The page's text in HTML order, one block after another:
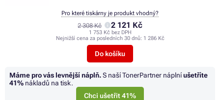
2 308 Kč 2 121 Kč
1 753 Kč bez DPH
Nejnižší cena za posledních 30 dnů: 1 286 Kč
Do košíku
Pro které tiskárny je produkt vhodný?
Máme pro vás levnější náplň.S naší TonerPartner náplníušetříte
41% nákladů na tisk.
Chci ušetřit 41%